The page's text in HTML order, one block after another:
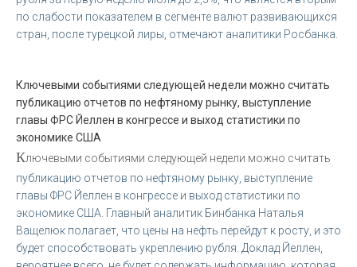
по слабости показателем в сегменте валют развивающихся
стран, после турецкой лиры, отмечают аналитики Росбанка.
Ключевыми событиями следующей недели можно считать
публикацию отчетов по нефтяному рынку, выступление
главы ФРС Йеллен в конгрессе и выход статистики по
экономике США
Ключевыми событиями следующей недели можно считать
публикацию отчетов по нефтяному рынку, выступление
главы ФРС Йеллен в конгрессе и выход статистики по
экономике США. Главный аналитик Бинбанка Наталья
Ващелюк полагает, что цены на нефть перейдут к росту, и это
будет способствовать укреплению рубля. Доклад Йеллен,